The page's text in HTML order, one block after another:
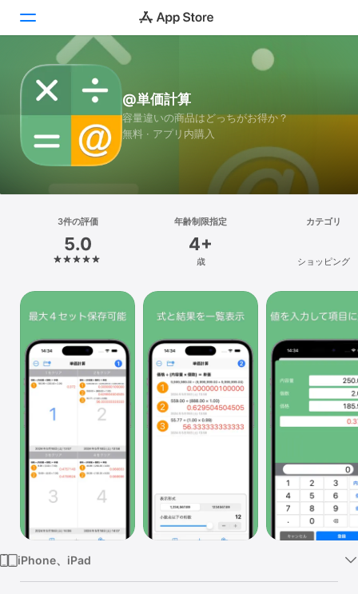
Today
ゲーム
アプリ
検索
プラットフォーム
iPhone
iPad
Mac
Vision
Watch
TV
@単価計算
容量違いの商品はどっちがお得か？
無料 · アプリ内購入
3件の評価
5.0
年齢制限指定
4+
歳
カテゴリ
ショッピング
iPhone、iPad